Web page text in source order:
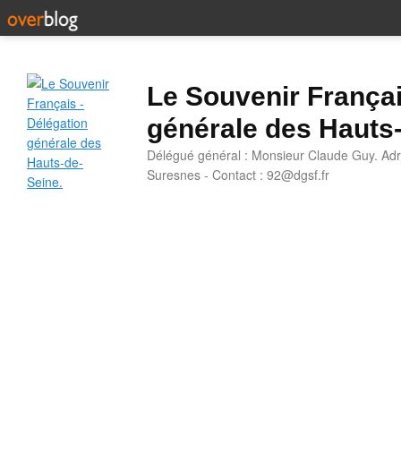
Le Souvenir
générale des
Délégué général : Monsieur Claude Guy.
Suresnes - Contact : 92@dgsf.fr